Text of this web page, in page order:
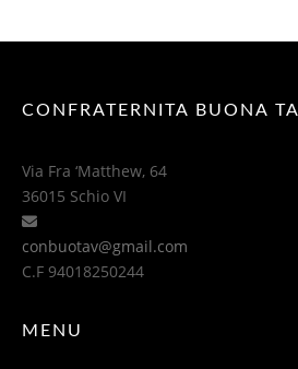
CONFRATERNITA BUONA
Via Fra ‘Matthew, 64
36015 Schio VI
conbuotav@gmail.com
C.F 94018250244
MENU